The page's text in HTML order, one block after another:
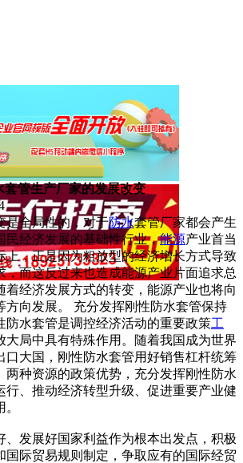
套管生产厂家的发展改变
是全局性的，对于防水套管厂家都会产生
民经济发展的基础性行业，能源产业首当
上，正是因为粗放型的经济增长方式导致
，而这反过来也造成能源产业片面追求总
着经济发展方式的转变，能源产业也将向
方向发展。 充分发挥刚性防水套管保持
防水套管是调控经济活动的重要政策工
大局中具有特殊作用。随着我国成为世界
口大国，刚性防水套管用好销售杠杆统筹
两种资源的政策优势，充分发挥刚性防水
行、推动经济转型升级、促进重要产业健
、发展好国家利益作为根本出发点，积极
国际贸易规则制定，争取应有的国际经贸